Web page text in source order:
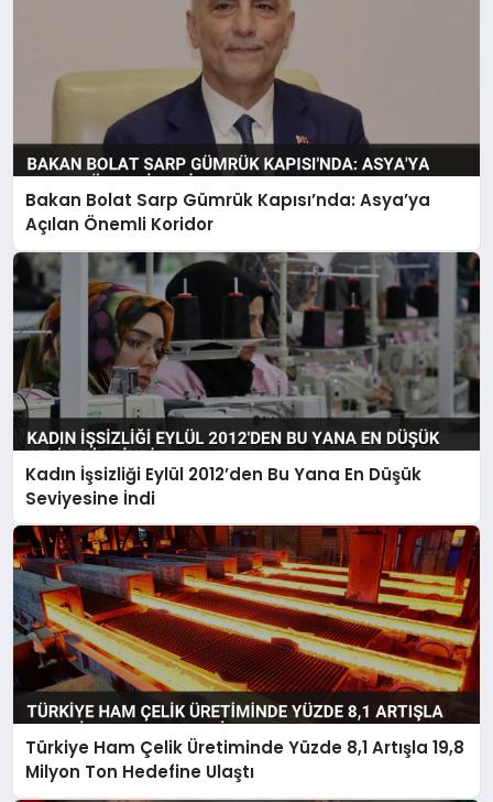
Bakan Bolat Sarp Gümrük Kapısı’nda: Asya’ya
Açılan Önemli Koridor
Kadın İşsizliği Eylül 2012’den Bu Yana En Düşük
Seviyesine İndi
Türkiye Ham Çelik Üretiminde Yüzde 8,1 Artışla 19,8
Milyon Ton Hedefine Ulaştı